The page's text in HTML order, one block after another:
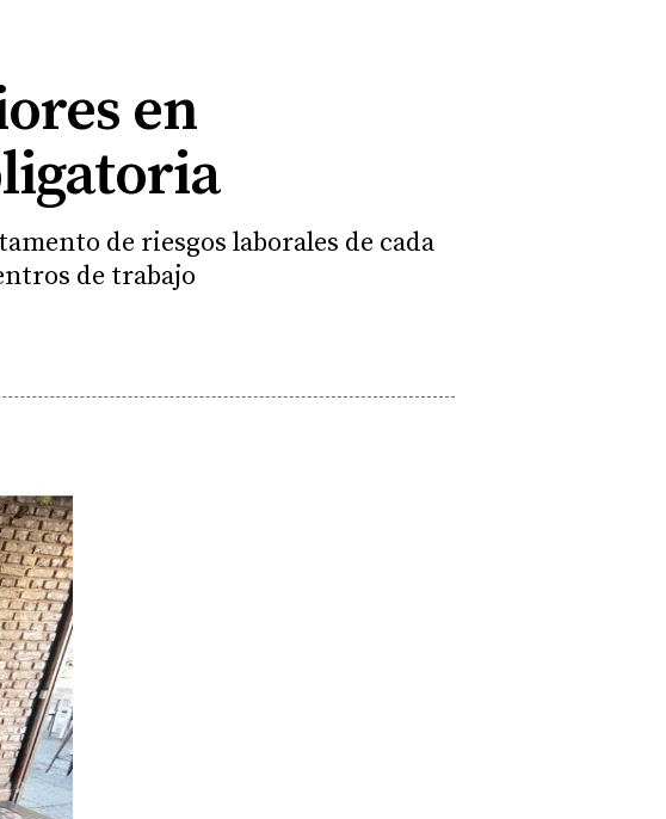
en
de riesgos laborales de cada
de trabajo